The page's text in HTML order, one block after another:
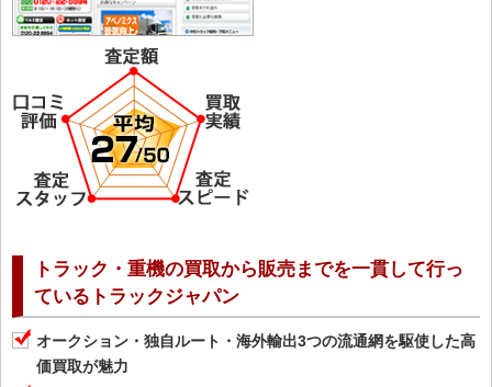
トラック・重機の買取から販売までを一貫して行っ
ているトラックジャパン
オークション・独自ルート・海外輸出3つの流通網を駆使した高
価買取が魅力